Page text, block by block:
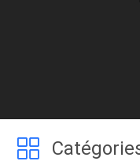
assuré un 一
également
techniques
services